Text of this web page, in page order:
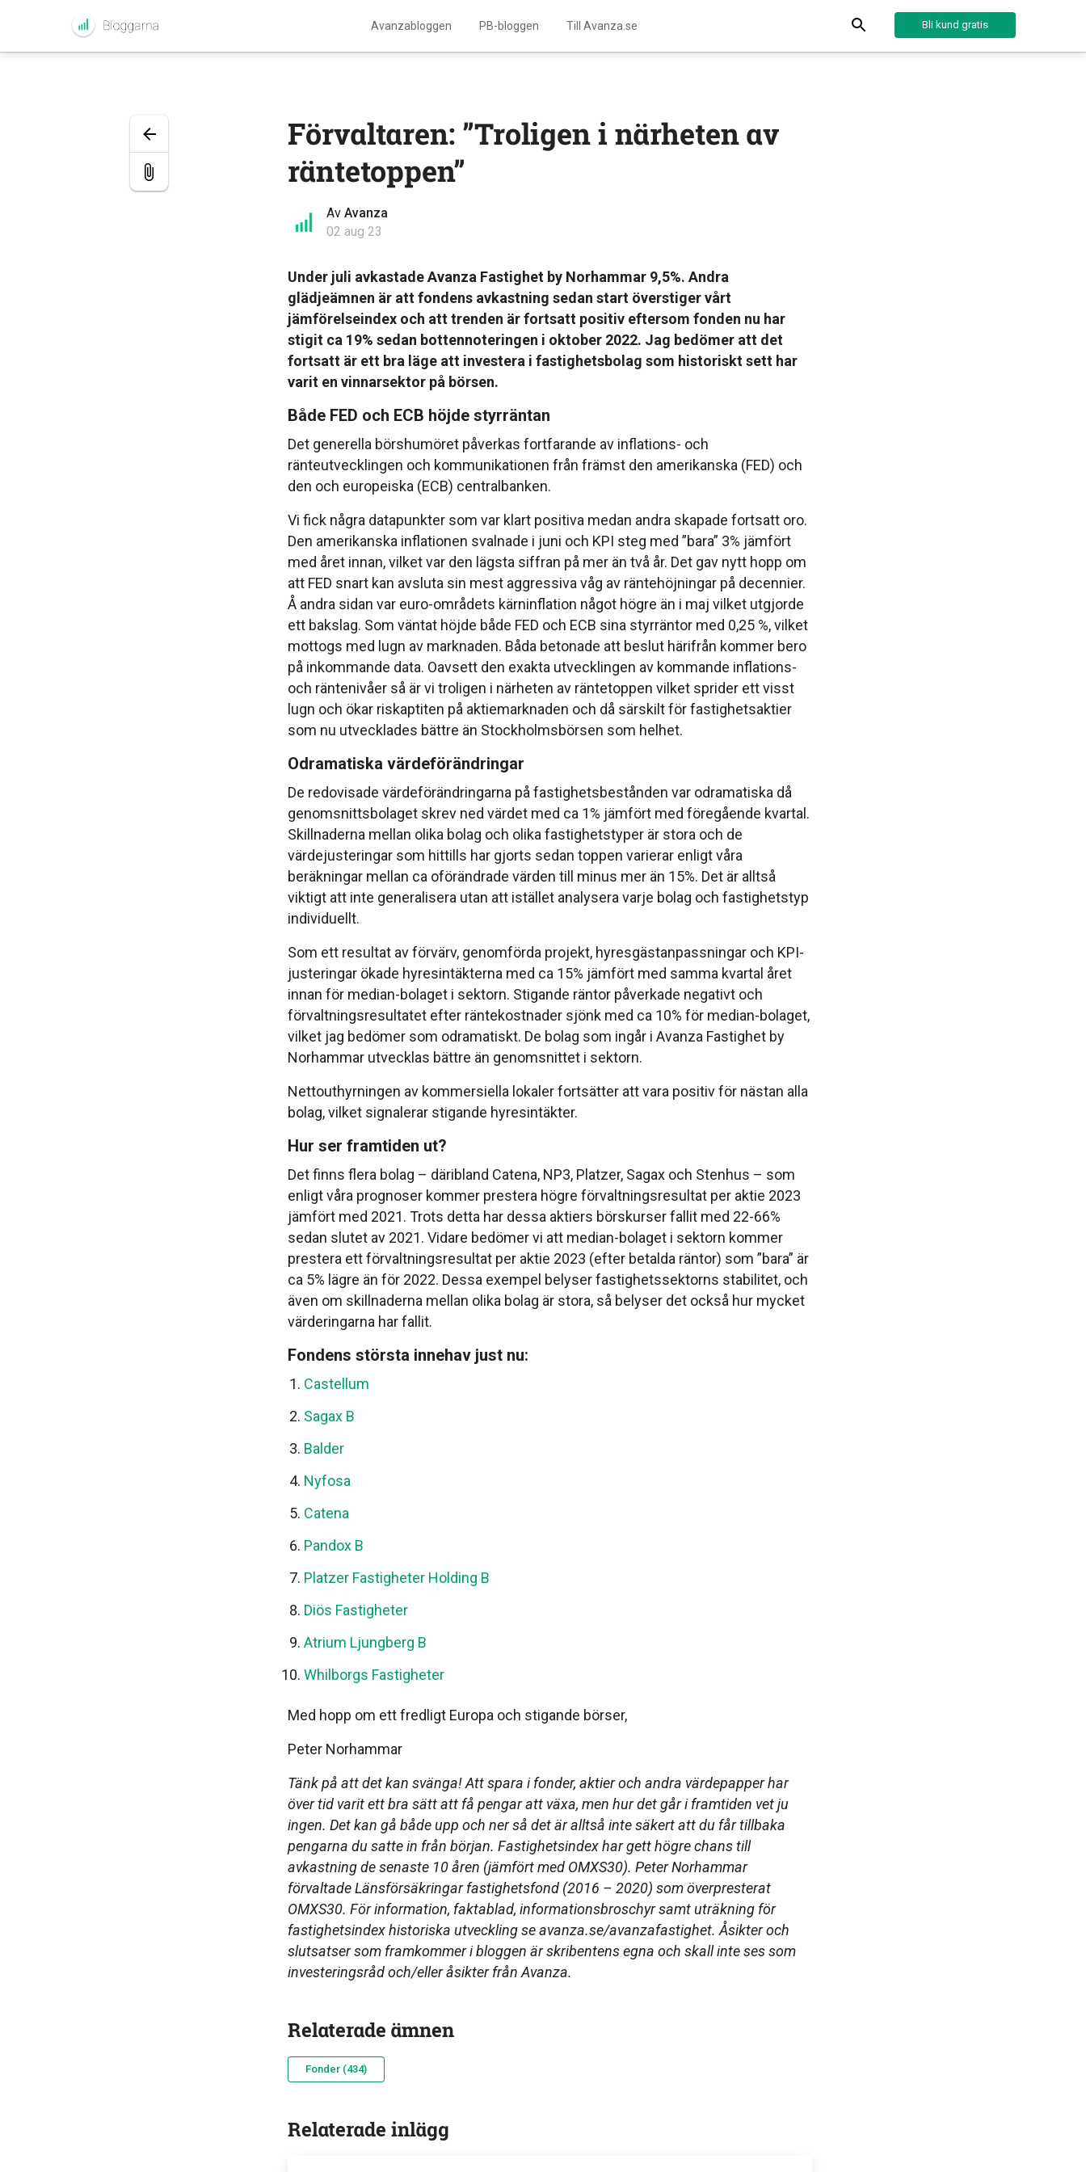
Avanzabloggen PB-bloggen Till Avanza.se Bli kund gratis
Förvaltaren: ”Troligen i närheten av
räntetoppen”
Av Avanza
02 aug 23
Under juli avkastade Avanza Fastighet by Norhammar 9,5%. Andra
glädjeämnen är att fondens avkastning sedan start överstiger vårt
jämförelseindex och att trenden är fortsatt positiv eftersom fonden nu har
stigit ca 19% sedan bottennoteringen i oktober 2022. Jag bedömer att det
fortsatt är ett bra läge att investera i fastighetsbolag som historiskt sett har
varit en vinnarsektor på börsen.
Både FED och ECB höjde styrräntan
Det generella börshumöret påverkas fortfarande av inflations- och
ränteutvecklingen och kommunikationen från främst den amerikanska (FED) och
den och europeiska (ECB) centralbanken.
Vi fick några datapunkter som var klart positiva medan andra skapade fortsatt oro.
Den amerikanska inflationen svalnade i juni och KPI steg med ”bara” 3% jämfört
med året innan, vilket var den lägsta siffran på mer än två år. Det gav nytt hopp om
att FED snart kan avsluta sin mest aggressiva våg av räntehöjningar på decennier.
Å andra sidan var euro-områdets kärninflation något högre än i maj vilket utgjorde
ett bakslag. Som väntat höjde både FED och ECB sina styrräntor med 0,25 %, vilket
mottogs med lugn av marknaden. Båda betonade att beslut härifrån kommer bero
på inkommande data. Oavsett den exakta utvecklingen av kommande inflations-
och räntenivåer så är vi troligen i närheten av räntetoppen vilket sprider ett visst
lugn och ökar riskaptiten på aktiemarknaden och då särskilt för fastighetsaktier
som nu utvecklades bättre än Stockholmsbörsen som helhet.
Odramatiska värdeförändringar
De redovisade värdeförändringarna på fastighetsbestånden var odramatiska då
genomsnittsbolaget skrev ned värdet med ca 1% jämfört med föregående kvartal.
Skillnaderna mellan olika bolag och olika fastighetstyper är stora och de
värdejusteringar som hittills har gjorts sedan toppen varierar enligt våra
beräkningar mellan ca oförändrade värden till minus mer än 15%. Det är alltså
viktigt att inte generalisera utan att istället analysera varje bolag och fastighetstyp
individuellt.
Som ett resultat av förvärv, genomförda projekt, hyresgästanpassningar och KPI-
justeringar ökade hyresintäkterna med ca 15% jämfört med samma kvartal året
innan för median-bolaget i sektorn. Stigande räntor påverkade negativt och
förvaltningsresultatet efter räntekostnader sjönk med ca 10% för median-bolaget,
vilket jag bedömer som odramatiskt. De bolag som ingår i Avanza Fastighet by
Norhammar utvecklas bättre än genomsnittet i sektorn.
Nettouthyrningen av kommersiella lokaler fortsätter att vara positiv för nästan alla
bolag, vilket signalerar stigande hyresintäkter.
Hur ser framtiden ut?
Det finns flera bolag – däribland Catena, NP3, Platzer, Sagax och Stenhus – som
enligt våra prognoser kommer prestera högre förvaltningsresultat per aktie 2023
jämfört med 2021. Trots detta har dessa aktiers börskurser fallit med 22-66%
sedan slutet av 2021. Vidare bedömer vi att median-bolaget i sektorn kommer
prestera ett förvaltningsresultat per aktie 2023 (efter betalda räntor) som ”bara” är
ca 5% lägre än för 2022. Dessa exempel belyser fastighetssektorns stabilitet, och
även om skillnaderna mellan olika bolag är stora, så belyser det också hur mycket
värderingarna har fallit.
Fondens största innehav just nu:
Castellum
Sagax B
Balder
Nyfosa
Catena
Pandox B
Platzer Fastigheter Holding B
Diös Fastigheter
Atrium Ljungberg B
Whilborgs Fastigheter
Med hopp om ett fredligt Europa och stigande börser,
Peter Norhammar
Tänk på att det kan svänga! Att spara i fonder, aktier och andra värdepapper har
över tid varit ett bra sätt att få pengar att växa, men hur det går i framtiden vet ju
ingen. Det kan gå både upp och ner så det är alltså inte säkert att du får tillbaka
pengarna du satte in från början. Fastighetsindex har gett högre chans till
avkastning de senaste 10 åren (jämfört med OMXS30). Peter Norhammar
förvaltade Länsförsäkringar fastighetsfond (2016 – 2020) som överpresterat
OMXS30. För information, faktablad, informationsbroschyr samt uträkning för
fastighetsindex historiska utveckling se avanza.se/avanzafastighet. Åsikter och
slutsatser som framkommer i bloggen är skribentens egna och skall inte ses som
investeringsråd och/eller åsikter från Avanza.
Relaterade ämnen
Fonder (434)
Relaterade inlägg